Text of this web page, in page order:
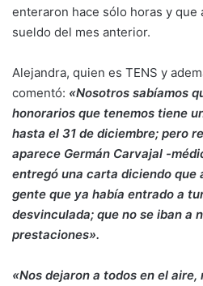
enteraron hace sólo horas y que
sueldo del mes anterior.
Alejandra, quien es TENS y
comentó: «Nosotros sabíamos
honorarios que tenemos tiene
hasta el 31 de diciembre; pero
aparece Germán Carvajal -
entregó una carta diciendo que
gente que ya había entrado a
desvinculada; que no se iban a
prestaciones».
«Nos dejaron a todos en el